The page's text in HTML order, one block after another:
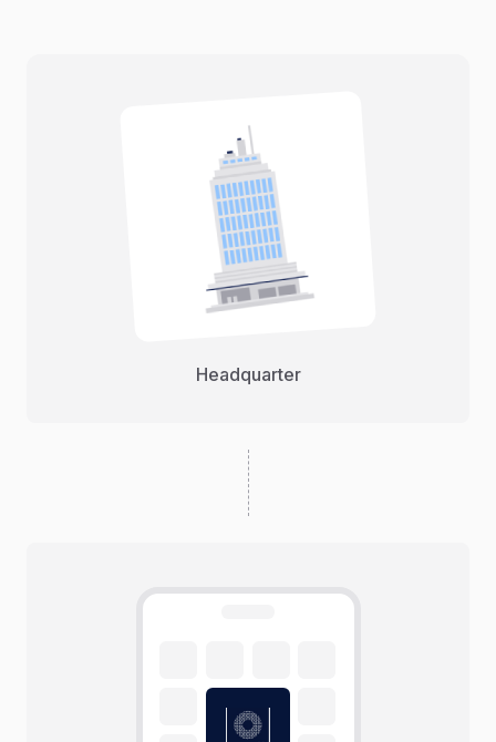
Headquarter